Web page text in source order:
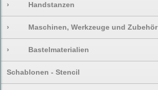
› Handstanzen
› Maschinen, Werkzeuge und Zubehör
› Bastelmaterialien
Schablonen - Stencil